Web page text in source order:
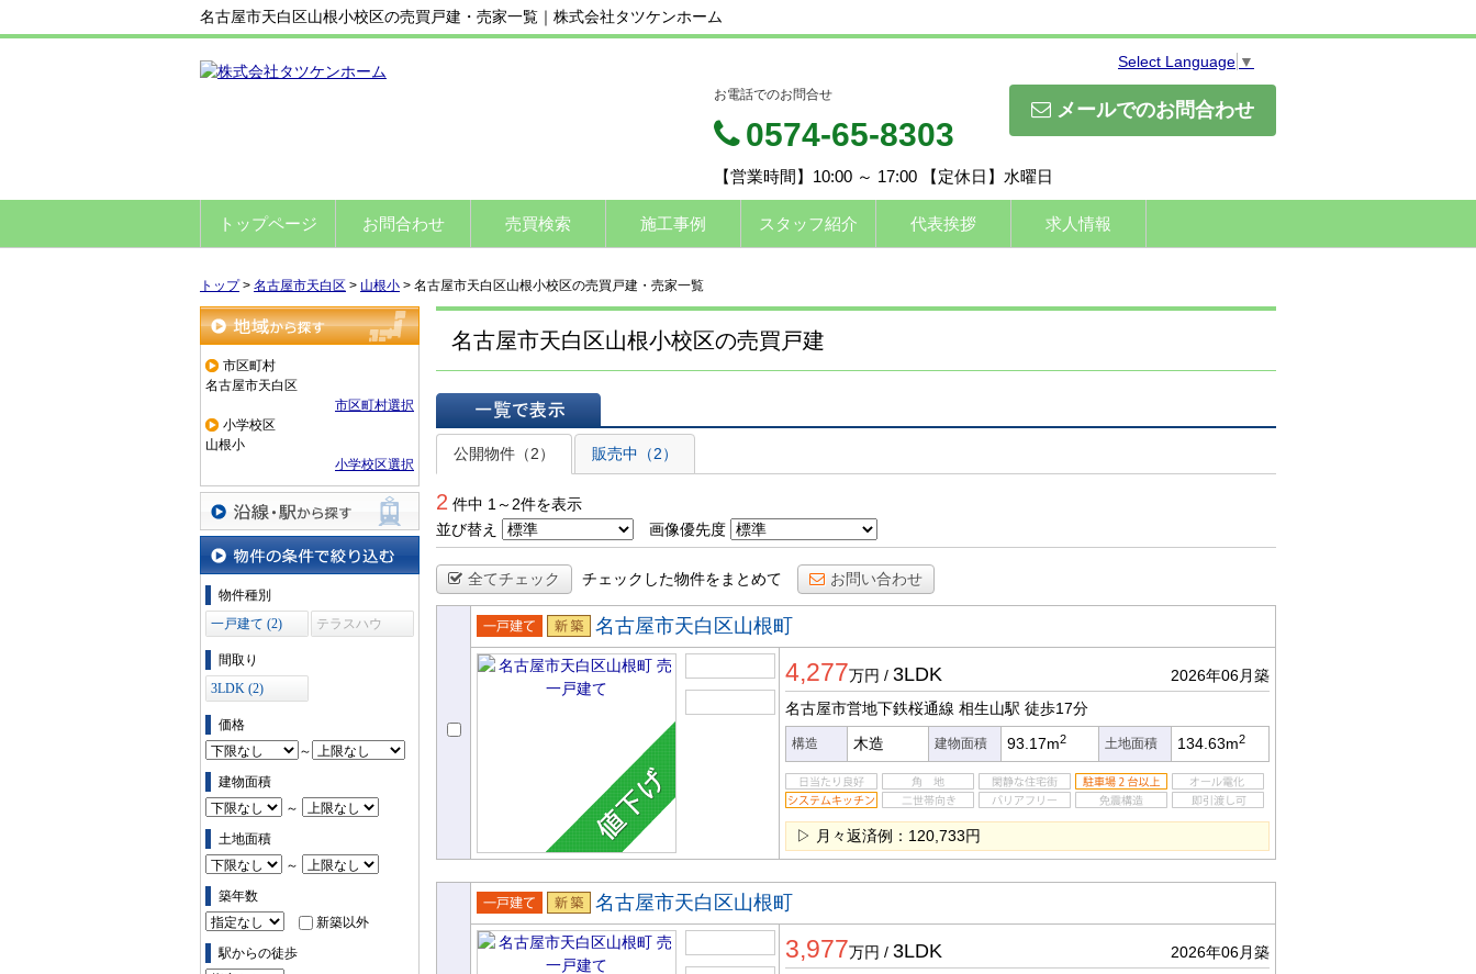
名古屋市天白区山根小校区の売買戸建・売家一覧｜株式会社タツケンホーム
Select Language ▼
メールでのお問合わせ
お電話でのお問合せ
0574-65-8303
【営業時間】10:00 ～ 17:00 【定休日】水曜日
トップページ お問合わせ 売買検索 施工事例 スタッフ紹介 代表挨拶 求人情報
トップ> 名古屋市天白区 > 山根小 > 名古屋市天白区山根小校区の売買戸建・売家一覧
地域から探す
市区町村
名古屋市天白区
市区町村選択
小学校区
山根小
小学校区選択
沿線・駅から探す
物件の条件で絞り込む
物件種別
一戸建て (2)
テラスハウ
間取り
3LDK (2)
価格
～
建物面積
～
土地面積
～
築年数
新築以外
駅からの徒歩
名古屋市天白区山根小校区の売買戸建
一覧で表示
公開物件（2）
販売中（2）
2 件中 1～2件を表示
並び替え
画像優先度
全てチェック チェックした物件をまとめて お問い合わせ
売一戸建
て
新築
名古屋市天白区山根町
4,277万円 / 3LDK
2026年06月築
名古屋市営地下鉄桜通線 相生山駅 徒歩17分
構造 木造 建物面積 93.17m2 土地面積 134.63m2
▷ 月々返済例：120,733円
売一戸建
て
新築
名古屋市天白区山根町
3,977万円 / 3LDK
2026年06月築